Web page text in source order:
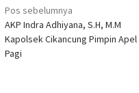
Navigasi
pos
Pos sebelumnya
AKP Indra Adhiyana, S.H, M.M
Kapolsek Cikancung Pimpin Apel
Pagi